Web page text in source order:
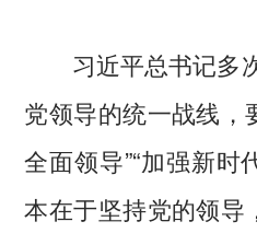
习近平总书记多次
党领导的统一战线，
全面领导”“加强新时
本在于坚持党的领导